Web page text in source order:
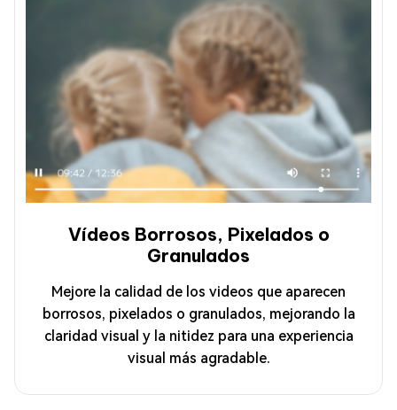
Vídeos Borrosos, Pixelados o
Granulados
Mejore la calidad de los videos que aparecen
borrosos, pixelados o granulados, mejorando la
claridad visual y la nitidez para una experiencia
visual más agradable.